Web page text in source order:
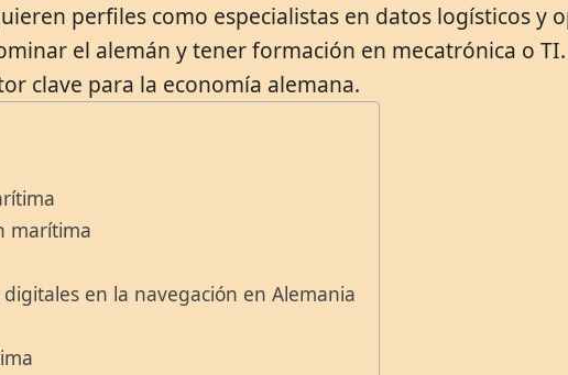
perfiles como especialistas en datos logísticos y
el alemán y tener formación en mecatrónica o
clave para la economía alemana.
marítima
en la navegación en Alemania